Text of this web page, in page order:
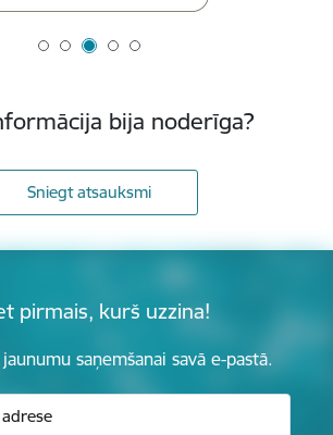
bija noderīga?
Sniegt atsauksmi
pirmais, kurš uzzina!
saņemšanai savā e-pastā.